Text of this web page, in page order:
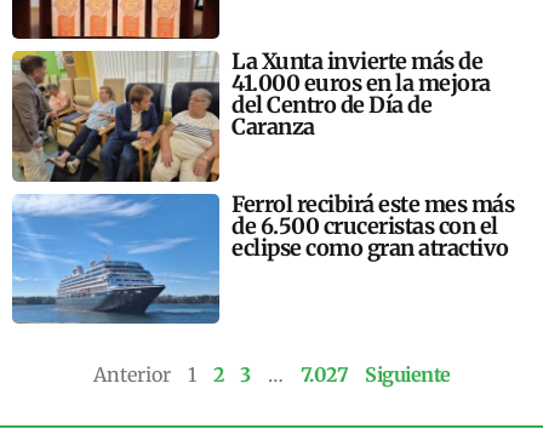
La Xunta invierte más de
41.000 euros en la mejora
del Centro de Día de
Caranza
Ferrol recibirá este mes más
de 6.500 cruceristas con el
eclipse como gran atractivo
Anterior 1 2 3 … 7.027 Siguiente